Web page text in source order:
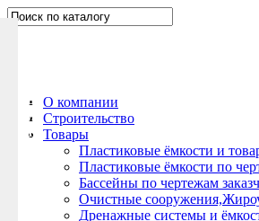
О компании
Строительство
Товары
Пластиковые ёмкости и
Пластиковые ёмкости по
Бассейны по чертежам
Очистные
Дренажные системы и
ш
и
т